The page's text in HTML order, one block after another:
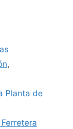
,
Planta de